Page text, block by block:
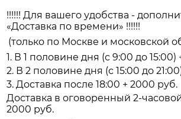
!!!!!! Для вашего удобства -
«Доставка по времени» !!!!!!
(только по Москве и московской
1. В 1 половине дня (с 9:00 до 15:00)
2. В 2 половине дня (с 15:00 до
3. Доставка после 18:00 + 2000 руб.
Доставка в оговоренный 2-
2000 руб.